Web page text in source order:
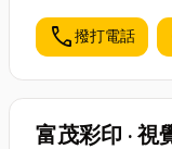
call撥打電話
富茂彩印 ·